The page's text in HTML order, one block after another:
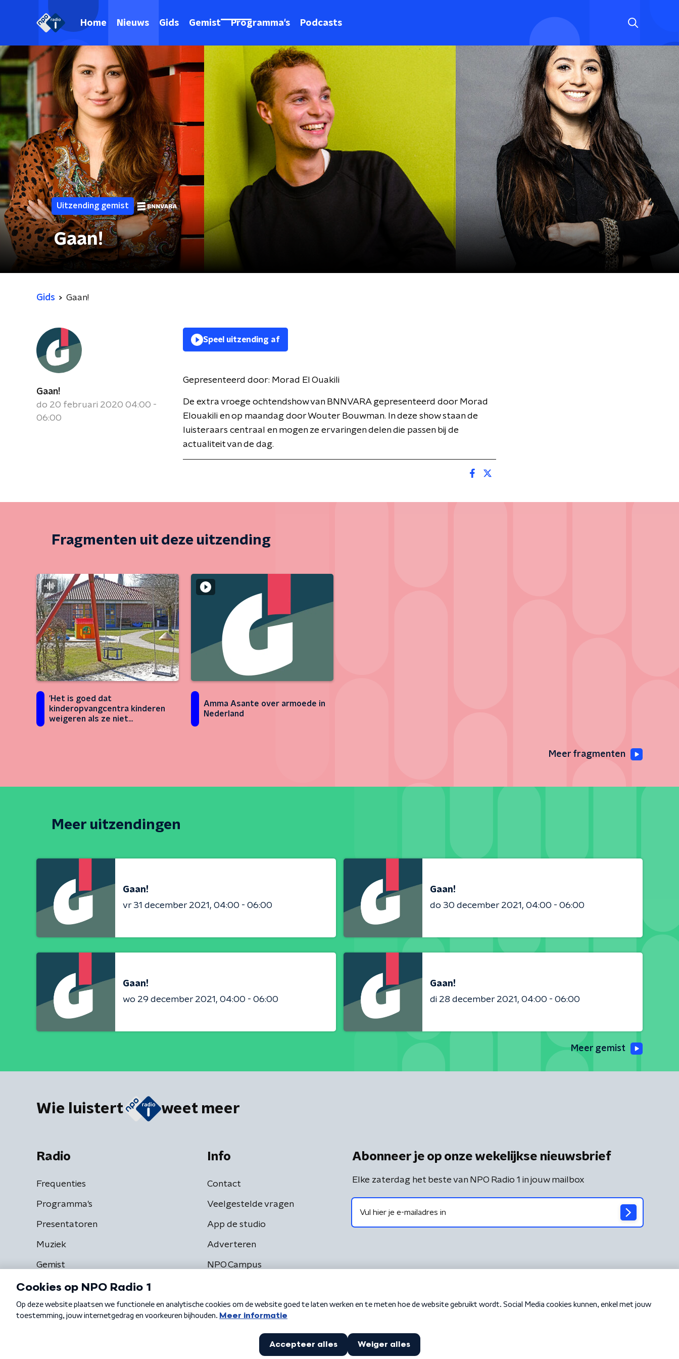
Home Nieuws Gids Gemist Programma's Podcasts
Uitzending gemist
Gaan!
Gids Gaan!
Gaan!
do 20 februari 2020 04:00 -
06:00
Speel uitzending af
Gepresenteerd door: Morad El Ouakili
De extra vroege ochtendshow van BNNVARA gepresenteerd door Morad
Elouakili en op maandag door Wouter Bouwman. In deze show staan de
luisteraars centraal en mogen ze ervaringen delen die passen bij de
actualiteit van de dag.
Fragmenten uit deze uitzending
'Het is goed dat
kinderopvangcentra kinderen
weigeren als ze niet
Amma Asante over armoede in
Nederland
Meer fragmenten
Meer uitzendingen
Gaan!
vr 31 december 2021
04:00 - 06:00
Gaan!
do 30 december 2021
04:00 - 06:00
Gaan!
wo 29 december 2021
04:00 - 06:00
Gaan!
di 28 december 2021
04:00 - 06:00
Meer gemist
Wie luistert weet meer
Radio
Frequenties
Programma's
Presentatoren
Muziek
Gemist
Info
Contact
Veelgestelde vragen
App de studio
Adverteren
NPO Campus
Abonneer je op onze wekelijkse nieuwsbrief
Elke zaterdag het beste van NPO Radio 1 in jouw mailbox
Algemene voorwaarden Privacybeleid